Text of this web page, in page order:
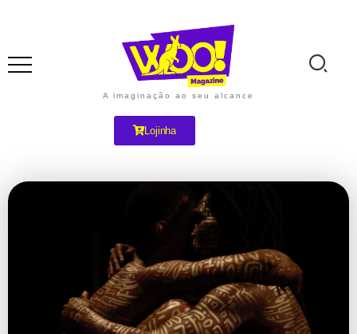
A imaginação ao seu alcance
Lojinha